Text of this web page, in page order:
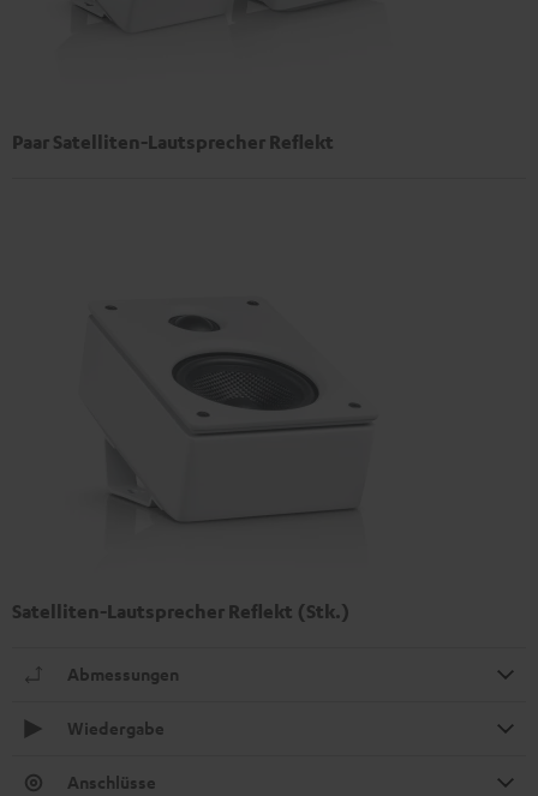
Paar Satelliten-Lautsprecher Reflekt
Satelliten-Lautsprecher Reflekt (Stk.)
Abmessungen
Wiedergabe
Anschlüsse